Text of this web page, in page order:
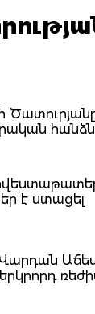
է ստացել
Վարդան